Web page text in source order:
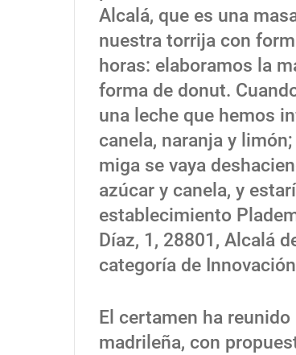
Alcalá, que es una
nuestra torrija con
horas: elaboramos la
forma de donut.
una leche que hemos
canela, naranja y
miga se vaya
azúcar y canela, y
establecimiento
Díaz, 1, 28801, Alcalá
categoría de
El certamen ha
madrileña, con